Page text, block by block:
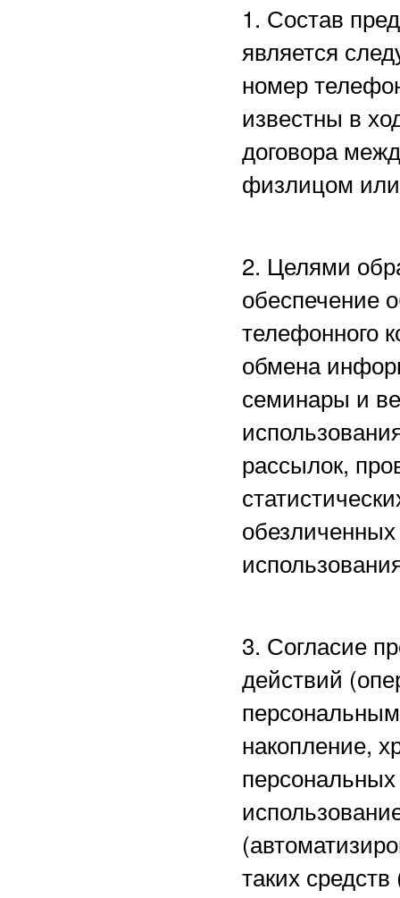
1. Состав
является
номер
известны в
договора
физлицом
2. Целями
обеспечение
телефонного
обмена
семинары и
рассылок,
3. Согласие
действий
накопление,
таких